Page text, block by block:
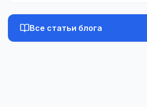
Все статьи блога